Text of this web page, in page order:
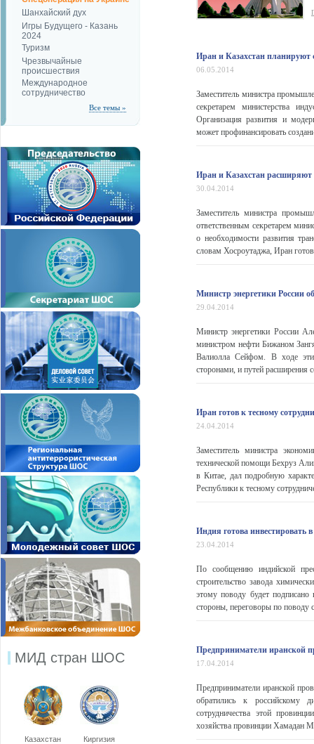
Шанхайский дух
Игры Будущего - Казань
2024
Туризм
Чрезвычайные
происшествия
Международное
сотрудничество
Все темы »
МИД стран ШОС
Казахстан Киргизия
Иран и Казахстан планируют
06.05.2014
Заместитель министра
секретарем министерства
Организация развития и
может профинансировать
Иран и Казахстан расширяют
30.04.2014
Заместитель министра
ответственным секретарем
о необходимости развития
словам Хосроутаджа, Иран
Министр энергетики России
29.04.2014
Министр энергетики России
министром нефти Бижаном
Валиолла Сейфом. В ходе
сторонами, и путей расширения
Иран готов к тесному
24.04.2014
Заместитель министра
технической помощи Бехруз
в Китае, дал подробную
Республики к тесному
Индия готова инвестировать
23.04.2014
По сообщению индийской
строительство завода
этому поводу будет
стороны, переговоры по поводу
Предприниматели иранской
17.04.2014
Предприниматели иранской
обратились к российскому
сотрудничества этой
хозяйства провинции Хамадан